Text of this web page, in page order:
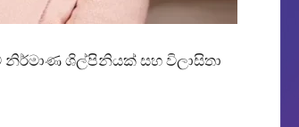
නිර්මාණ ශිල්පිනියක් සහ විලාසිතා